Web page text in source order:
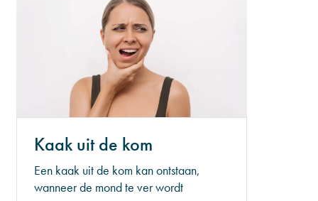
Kaak uit de kom
Een kaak uit de kom kan ontstaan,
wanneer de mond te ver wordt